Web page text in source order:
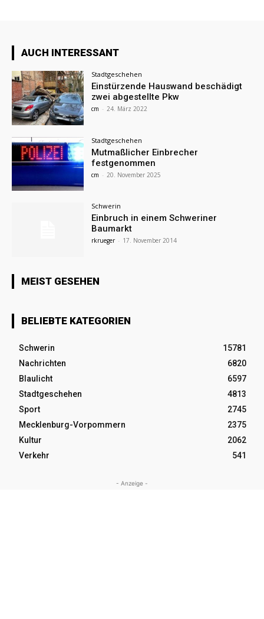
AUCH INTERESSANT
Stadtgeschehen
Einstürzende Hauswand beschädigt
zwei abgestellte Pkw
cm - 24. März 2022
Stadtgeschehen
Mutmaßlicher Einbrecher
festgenommen
cm - 20. November 2025
Schwerin
Einbruch in einem Schweriner
Baumarkt
rkrueger - 17. November 2014
MEIST GESEHEN
BELIEBTE KATEGORIEN
Schwerin
15781
Nachrichten
6820
Blaulicht
6597
Stadtgeschehen
4813
Sport
2745
Mecklenburg-Vorpommern
2375
Kultur
2062
Verkehr
541
- Anzeige -